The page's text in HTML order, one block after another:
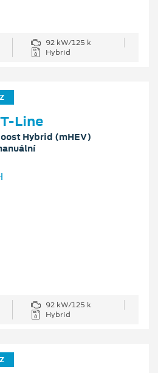
92 kW/125 k
Hybrid
Line
Hybrid (mHEV)
92 kW/125 k
Hybrid